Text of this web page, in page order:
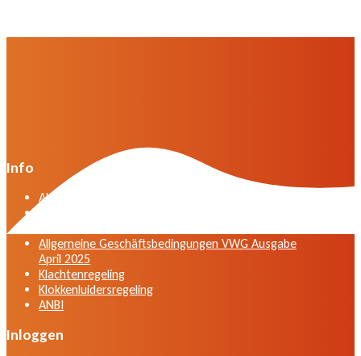
Info
Algemene voorwaarden VWG versie april 2025
Allgemeine Geschäftsbedingungen VWG Ausgabe
April 2025
Klachtenregeling
Klokkenluidersregeling
ANBI
Inloggen